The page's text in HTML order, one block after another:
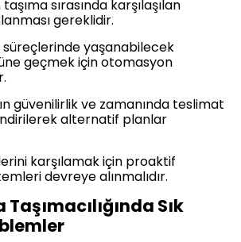
sırasında karşılaşılan
gereklidir.
yaşanabilecek
geçmek için otomasyon
güvenilirlik ve zamanında teslimat
alternatif planlar
karşılamak için proaktif
devreye alınmalıdır.
Sık